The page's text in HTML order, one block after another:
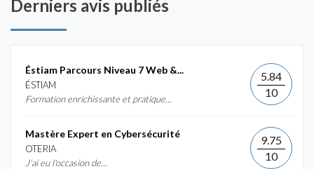
Derniers avis publiés
Éstiam Parcours Niveau 7 Web &...
ÉSTIAM
Formation enrichissante et pratique...
5.84
10
Mastère Expert en Cybersécurité
OTERIA
J'ai eu l'occasion de...
9.75
10